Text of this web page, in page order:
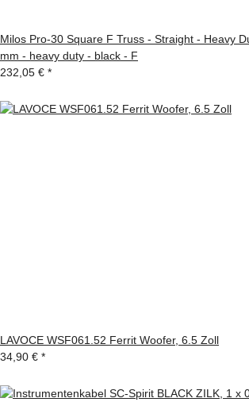
Milos Pro-30 Square F Truss - Straight - Heavy
mm - heavy duty - black - F
232,05 € *
LAVOCE WSF061.52 Ferrit Woofer, 6.5 Zoll
34,90 € *